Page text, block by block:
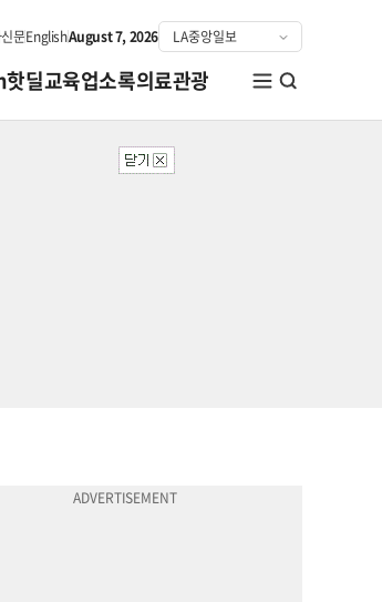
문EnglishAugust 7, 2026
핫딜교육업소록의료관광